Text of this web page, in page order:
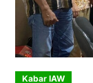
Kabar IAW